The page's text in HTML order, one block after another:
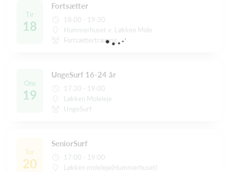
Tir
18
Fortsætter
18:00 - 19:30
Hummerhuset v. Løkken Mole
Fortsættertræning
Ons
19
UngeSurf 16-24 år
17:30 - 19:00
Løkken Moleleje
UngeSurf
Tor
20
SeniorSurf
17:00 - 19:00
Løkken moleleje(Hummerhuset)